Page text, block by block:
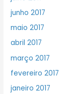
junho 2017
maio 2017
abril 2017
março 2017
fevereiro 2017
janeiro 2017